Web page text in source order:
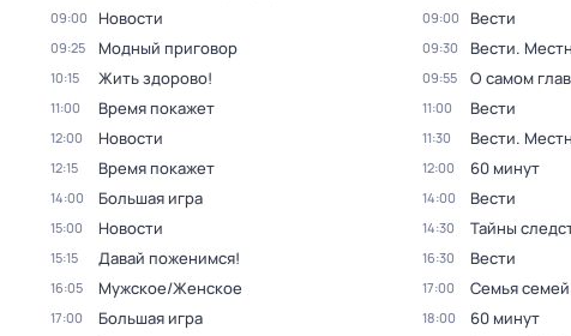
09:00 Новости
09:25 Модный приговор
10:15 Жить здорово!
11:00 Время покажет
12:00 Новости
12:15 Время покажет
14:00 Большая игра
15:00 Новости
15:15 Давай поженимся!
16:05 Мужское/Женское
17:00 Большая игра
09:00 Вести
09:30 Вести.
09:55 О самом
11:00 Вести
11:30 Вести.
12:00 60 минут
14:00 Вести
14:30 Тайны
16:30 Вести
17:00 Семья семей
18:00 60 минут